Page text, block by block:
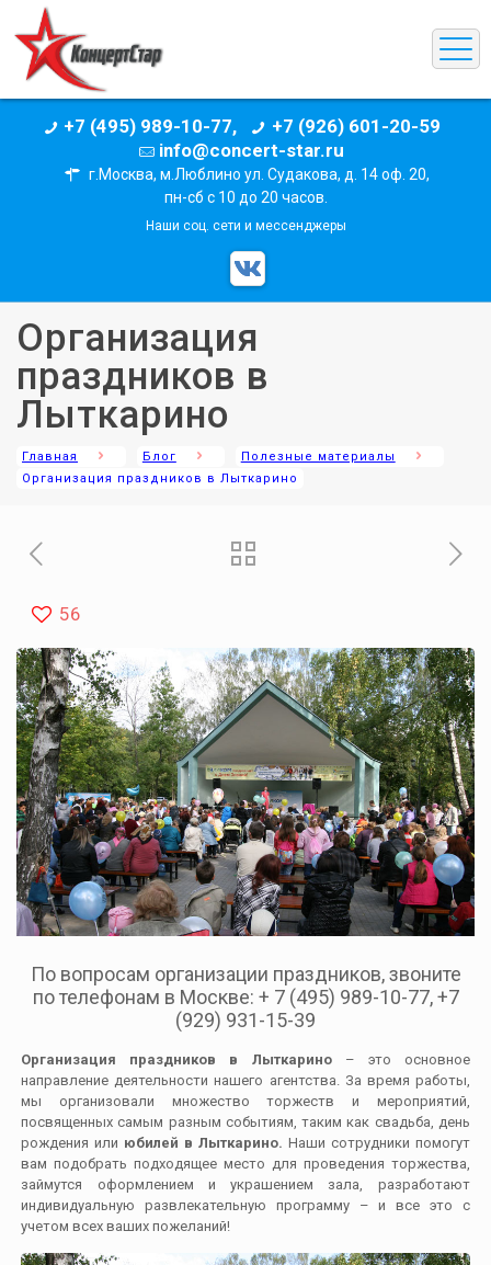
+7 (495) 989-10-77,
+7 (926) 601-20-59
info@concert-star.ru
г.Москва, м.Люблино ул. Судакова, д. 14 оф. 20,
пн-сб с 10 до 20 часов.
Наши соц. сети и мессенджеры
Организация
праздников в
Лыткарино
Главная Блог
Полезные материалы
Организация праздников в Лыткарино
56
По вопросам организации праздников, звоните
по телефонам в Москве: + 7 (495) 989-10-77, +7
(929) 931-15-39
Организация праздников в Лыткарино– это основное
направление деятельности нашего агентства. За время работы,
мы организовали множество торжеств и мероприятий,
посвященных самым разным событиям, таким как свадьба, день
рождения или юбилей в Лыткарино. Наши сотрудники помогут
вам подобрать подходящее место для проведения торжества,
займутся оформлением и украшением зала, разработают
индивидуальную развлекательную программу – и все это с
учетом всех ваших пожеланий!